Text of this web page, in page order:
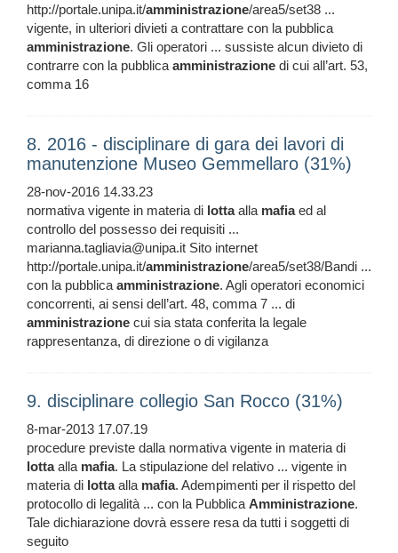
http://portale.unipa.it/amministrazione/area5/set38 ...
vigente, in ulteriori divieti a contrattare con la pubblica
amministrazione. Gli operatori ... sussiste alcun divieto di
contrarre con la pubblicaamministrazione di cui all’art. 53,
comma 16
8. 2016 - disciplinare di gara dei lavori di
manutenzione Museo Gemmellaro (31%)
28-nov-2016 14.33.23
normativa vigente in materia di lottaalla mafiaed al
controllo del possesso dei requisiti ...
marianna.tagliavia@unipa.it Sito internet
http://portale.unipa.it/amministrazione/area5/set38/Bandi ...
con la pubblicaamministrazione. Agli operatori economici
concorrenti, ai sensi dell’art. 48, comma 7 ... di
amministrazione cui sia stata conferita la legale
rappresentanza, di direzione o di vigilanza
9. disciplinare collegio San Rocco (31%)
8-mar-2013 17.07.19
procedure previste dalla normativa vigente in materia di
lottaalla mafia. La stipulazione del relativo ... vigente in
materia di lottaalla mafia. Adempimenti per il rispetto del
protocollo di legalità ... con la PubblicaAmministrazione.
Tale dichiarazione dovrà essere resa da tutti i soggetti di
seguito